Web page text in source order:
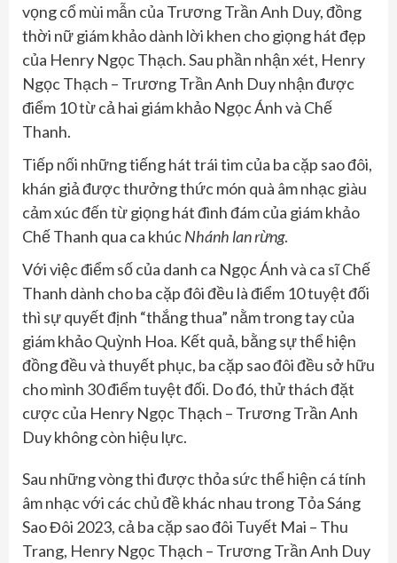
vọng cổ mùi mẫn của Trương Trần Anh Duy, đồng
thời nữ giám khảo dành lời khen cho giọng hát đẹp
của Henry Ngọc Thạch. Sau phần nhận xét, Henry
Ngọc Thạch – Trương Trần Anh Duy nhận được
điểm 10 từ cả hai giám khảo Ngọc Ánh và Chế
Thanh.
Tiếp nối những tiếng hát trái tim của ba cặp sao đôi,
khán giả được thưởng thức món quà âm nhạc giàu
cảm xúc đến từ giọng hát đình đám của giám khảo
Chế Thanh qua ca khúcNhánh lan rừng.
Với việc điểm số của danh ca Ngọc Ánh và ca sĩ Chế
Thanh dành cho ba cặp đôi đều là điểm 10 tuyệt đối
thì sự quyết định “thắng thua” nằm trong tay của
giám khảo Quỳnh Hoa. Kết quả, bằng sự thể hiện
đồng đều và thuyết phục, ba cặp sao đôi đều sở hữu
cho mình 30 điểm tuyệt đối. Do đó, thử thách đặt
cược của Henry Ngọc Thạch – Trương Trần Anh
Duy không còn hiệu lực.
Sau những vòng thi được thỏa sức thể hiện cá tính
âm nhạc với các chủ đề khác nhau trong Tỏa Sáng
Sao Đôi 2023, cả ba cặp sao đôi Tuyết Mai – Thu
Trang, Henry Ngọc Thạch – Trương Trần Anh Duy